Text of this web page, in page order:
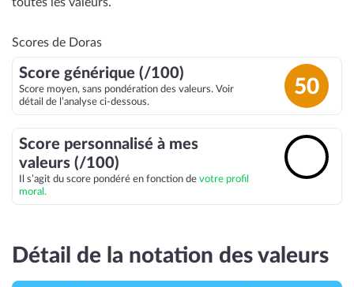
Scores de Doras
Score générique (/100)
Score moyen, sans pondération des valeurs. Voir
détail de l’analyse ci-dessous.
50
Score personnalisé à mes
valeurs (/100)
Il s’agit du score pondéré en fonction de votre profil
moral.
Détail de la notation des valeurs